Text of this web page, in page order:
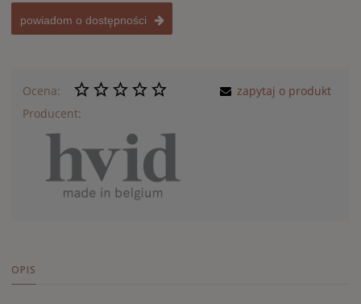
powiadom o dostępności
Ocena:
Producent:
zapytaj o produkt
OPIS